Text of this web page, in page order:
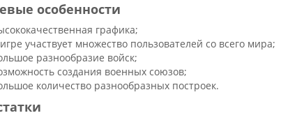
особенности
графика;
участвует множество пользователей со всего мира;
разнообразие войск;
создания военных союзов;
количество разнообразных построек.